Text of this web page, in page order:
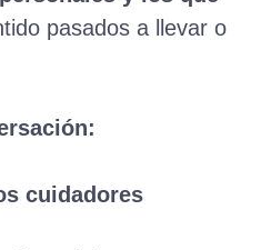
pasados a llevar o
cuidadores